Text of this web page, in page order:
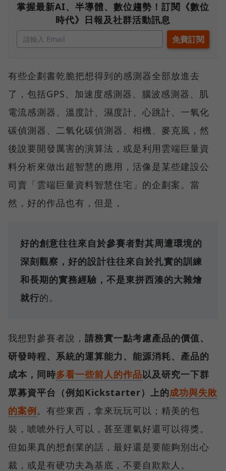
掌握最新AI、半導體、數位趨勢！訂閱《數位
時代》日報及社群活動訊息
有些企劃書乾脆把想得到的感測器全部放進去
了，包括GPS、加速度感測器、腦波感測器、肌
電流感測器、溫度計、濕度計、心跳計、一氧化
碳偵測器、二氧化碳偵測器、相機、麥克風，然
後說要開發厲害的演算法，或是利用雲端巨量資
料分析來做出超智慧的應用，活像是某些建設公
司賣「雲端巨量資料智慧住宅」的企劃案。當
然，好的作品也有，但是，
好的創意往往來自於參賽者對其周遭環境的
深刻觀察，好的設計往往來自於扎實的訓練
和長期的實務經驗，不是東拼西湊的大雜燴
就行的。
我想對參賽者說， 請務實一點考慮產品的價值、
研發時程、系統的運算能力、能源消耗、產品的
成本，同時多看一些前人的作品以及研究一下群
眾募資平台（例如Kickstarter）上的成功與失敗
的案例。有些東西，拿來玩玩可以；精美的包
裝，唬唬外行人可以，甚至運氣好還可以得獎。
但如果真的想創業的話，最好還是要能夠別出心
裁，或是有硬功夫為基底，不要自欺欺人。